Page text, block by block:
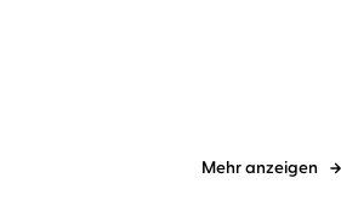
Mehr anzeigen